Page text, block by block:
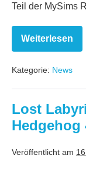
Teil der MySims
Weiterlesen
TGS10:
Neuer
zu
Kategorie: News
Lost
Hedgehog
Veröffentlicht am